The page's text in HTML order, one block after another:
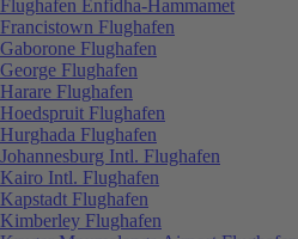
Flughafen Enfidha-Hammamet
Francistown Flughafen
Gaborone Flughafen
George Flughafen
Harare Flughafen
Hoedspruit Flughafen
Hurghada Flughafen
Johannesburg Intl. Flughafen
Kairo Intl. Flughafen
Kapstadt Flughafen
Kimberley Flughafen